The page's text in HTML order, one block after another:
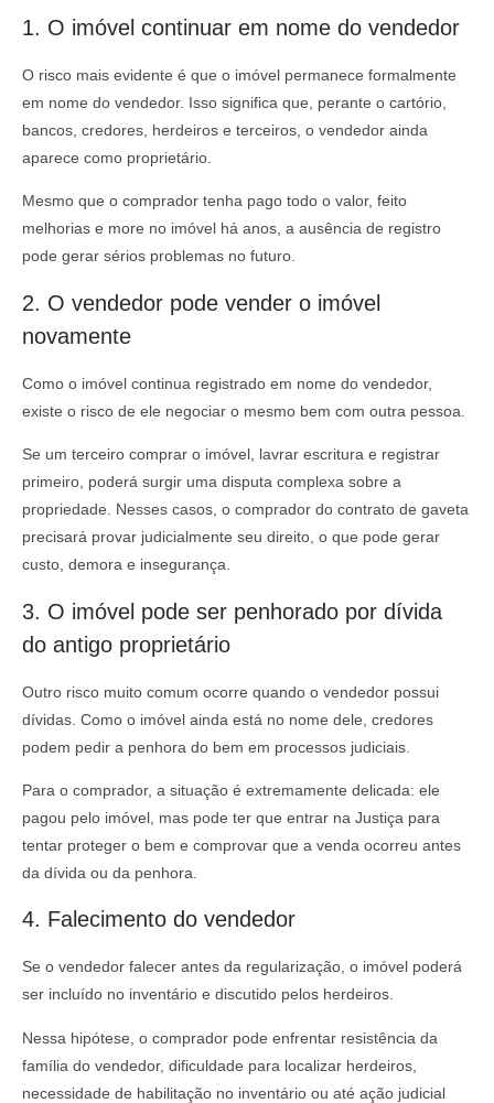
1. O imóvel continuar em nome do vendedor
O risco mais evidente é que o imóvel permanece formalmente
em nome do vendedor. Isso significa que, perante o cartório,
bancos, credores, herdeiros e terceiros, o vendedor ainda
aparece como proprietário.
Mesmo que o comprador tenha pago todo o valor, feito
melhorias e more no imóvel há anos, a ausência de registro
pode gerar sérios problemas no futuro.
2. O vendedor pode vender o imóvel
novamente
Como o imóvel continua registrado em nome do vendedor,
existe o risco de ele negociar o mesmo bem com outra pessoa.
Se um terceiro comprar o imóvel, lavrar escritura e registrar
primeiro, poderá surgir uma disputa complexa sobre a
propriedade. Nesses casos, o comprador do contrato de gaveta
precisará provar judicialmente seu direito, o que pode gerar
custo, demora e insegurança.
3. O imóvel pode ser penhorado por dívida
do antigo proprietário
Outro risco muito comum ocorre quando o vendedor possui
dívidas. Como o imóvel ainda está no nome dele, credores
podem pedir a penhora do bem em processos judiciais.
Para o comprador, a situação é extremamente delicada: ele
pagou pelo imóvel, mas pode ter que entrar na Justiça para
tentar proteger o bem e comprovar que a venda ocorreu antes
da dívida ou da penhora.
4. Falecimento do vendedor
Se o vendedor falecer antes da regularização, o imóvel poderá
ser incluído no inventário e discutido pelos herdeiros.
Nessa hipótese, o comprador pode enfrentar resistência da
família do vendedor, dificuldade para localizar herdeiros,
necessidade de habilitação no inventário ou até ação judicial